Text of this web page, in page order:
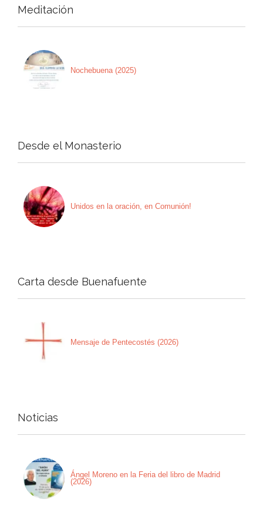
Meditación
Nochebuena (2025)
Desde el Monasterio
Unidos en la oración, en Comunión!
Carta desde Buenafuente
Mensaje de Pentecostés (2026)
Noticias
Ángel Moreno en la Feria del libro de Madrid
(2026)